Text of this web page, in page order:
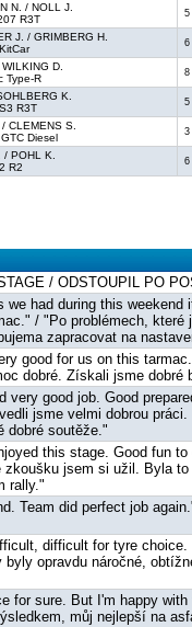
N. / NOLL J.
R3T
5
J. / GRIMBERG H.
6
D.
Type-R
8
K.
R3T
5
CLEMENS S.
Diesel
3
/ POHL K.
R2
6
/ ODSTOUPIL PO
had during this weekend
/ "Po problémech,
zapracovat na
good for us on this
dobré. Získali jsme dobré
very good job. Good
jsme velmi dobrou
dobré soutěže."
this stage. Good fun
zkoušku jsem si užil. Byla
rally."
Team did perfect job
difficult for tyre
opravdu náročné,
for sure. But I'm happy
můj nejlepší na